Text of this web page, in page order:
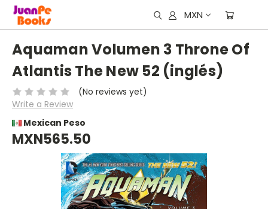
MXN
Aquaman Volumen 3 Throne Of
Atlantis The New 52 (inglés)
(No reviews yet)
Write a Review
Mexican Peso
MXN565.50